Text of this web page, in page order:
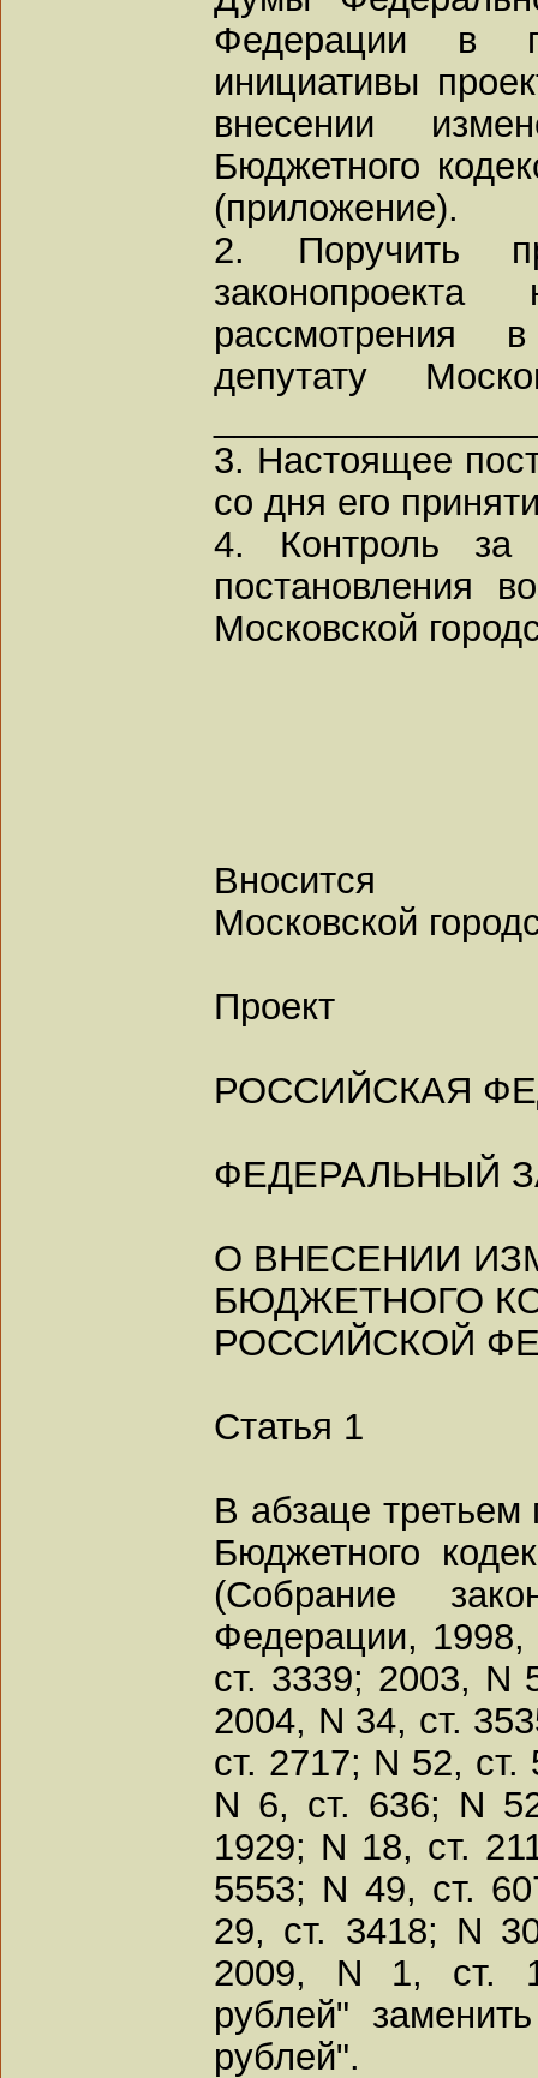
Федерации в
инициативы
внесении
Бюджетного
(приложение).
2. Поручить
рассмотрения
депутату
3. Настоящее
со дня его
4. Контроль за
постановления
Московской
Вносится
Московской
Проект
РОССИЙСКАЯ
ФЕДЕРАЛЬНЫЙ
О ВНЕСЕНИИ
БЮДЖЕТНОГО
РОССИЙСКОЙ
Статья 1
В абзаце третьем
Бюджетного
(Собрание
Федерации,
ст. 3339; 2003, N
2004, N 34, ст.
ст. 2717; N 52,
N 6, ст. 636; N
1929; N 18, ст.
5553; N 49, ст.
29, ст. 3418; N
2009, N 1, ст.
рублей"
рублей".